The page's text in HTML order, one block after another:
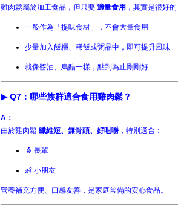
雞肉鬆屬於加工食品，但只要 適量食用 ，其實是很好的
一般作為「提味食材」，不會大量食用
少量加入飯糰、稀飯或粥品中，即可提升風味
就像醬油、烏醋一樣，點到為止剛剛好
▶ Q7：哪些族群適合食用雞肉鬆？
A：
由於雞肉鬆 纖維短、無骨頭、好咀嚼 ，特別適合：
👵 長輩
👶 小朋友
營養補充方便、口感友善，是家庭常備的安心食品。